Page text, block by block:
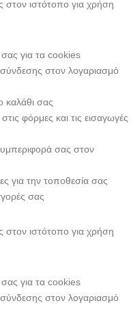
στον ιστότοπο για χρήση
σας για τα cookies
στον λογαριασμό
καλάθι σας
φόρμες και τις εισαγωγές
σας στον
για την τοποθεσία σας
σας
στον ιστότοπο για χρήση
σας για τα cookies
στον λογαριασμό